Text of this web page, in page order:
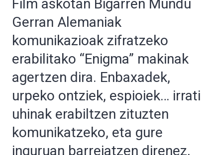
Film askotan Bigarren Mundu
Gerran Alemaniak
komunikazioak zifratzeko
erabilitako “Enigma” makinak
agertzen dira. Enbaxadek,
urpeko ontziek, espioiek… irrati
uhinak erabiltzen zituzten
komunikatzeko, eta gure
inguruan barreiatzen direnez,